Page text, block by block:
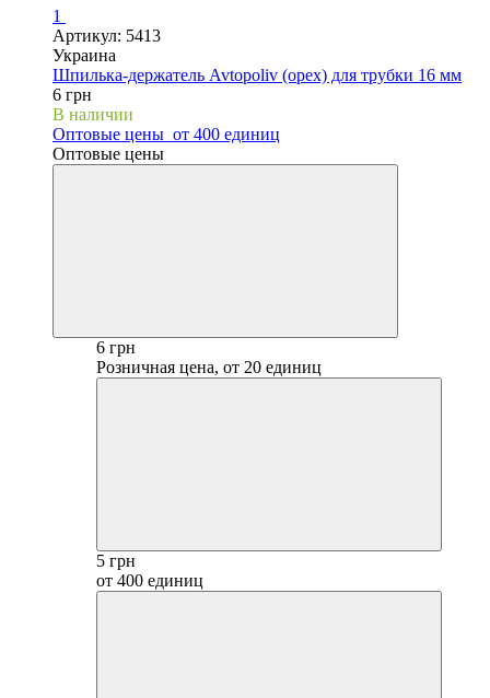
1
Артикул: 5413
Украина
Шпилька-держатель Avtopoliv (орех) для трубки 16 мм
6 грн
В наличии
Оптовые цены от 400 единиц
Оптовые цены
6 грн
Розничная цена, от 20 единиц
5 грн
от 400 единиц